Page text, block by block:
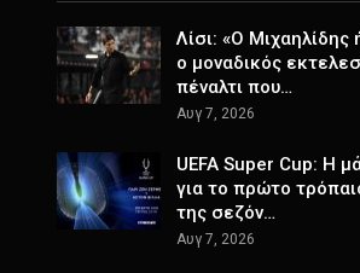
Λίσι: «Ο Μιχαηλίδης
ο μοναδικός
πέναλτι που…
Αυγ 7, 2026
UEFA Super Cup: Η
για το πρώτο
της σεζόν…
Αυγ 7, 2026